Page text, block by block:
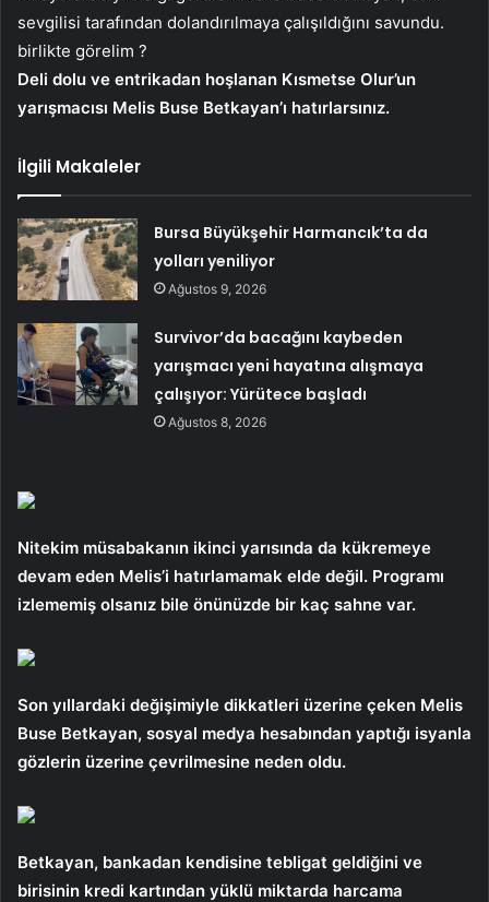
sevgilisi tarafından dolandırılmaya çalışıldığını savundu.
birlikte görelim ?
Deli dolu ve entrikadan hoşlanan Kısmetse Olur’un
yarışmacısı Melis Buse Betkayan’ı hatırlarsınız.
İlgili Makaleler
Bursa Büyükşehir Harmancık’ta da
yolları yeniliyor
Ağustos 9, 2026
Survivor’da bacağını kaybeden
yarışmacı yeni hayatına alışmaya
çalışıyor: Yürütece başladı
Ağustos 8, 2026
Nitekim müsabakanın ikinci yarısında da kükremeye
devam eden Melis’i hatırlamamak elde değil. Programı
izlememiş olsanız bile önünüzde bir kaç sahne var.
Son yıllardaki değişimiyle dikkatleri üzerine çeken Melis
Buse Betkayan, sosyal medya hesabından yaptığı isyanla
gözlerin üzerine çevrilmesine neden oldu.
Betkayan, bankadan kendisine tebligat geldiğini ve
birisinin kredi kartından yüklü miktarda harcama